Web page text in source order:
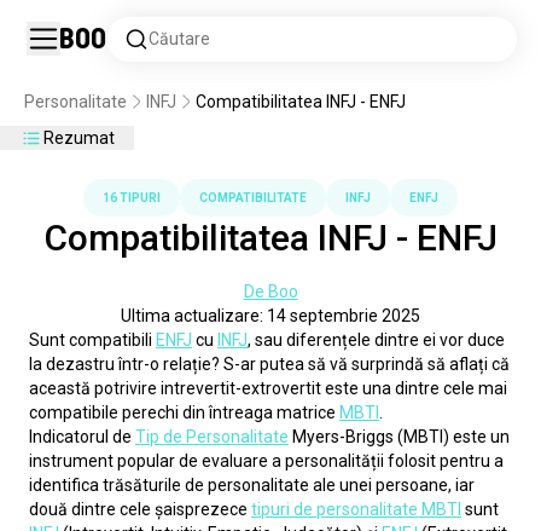
Boo Căutare
Personalitate INFJ
Compatibilitatea INFJ - ENFJ
Rezumat
16 TIPURI COMPATIBILITATE INFJ ENFJ
Compatibilitatea INFJ - ENFJ
De Boo
Ultima actualizare: 14 septembrie 2025
Sunt compatibili ENFJ cu INFJ, sau diferențele dintre ei vor duce
la dezastru într-o relație? S-ar putea să vă surprindă să aflați că
această potrivire intrevertit-extrovertit este una dintre cele mai
compatibile perechi din întreaga matrice MBTI
Indicatorul de Tip de Personalitate Myers-Briggs (MBTI) este un
instrument popular de evaluare a personalității folosit pentru a
identifica trăsăturile de personalitate ale unei persoane, iar
două dintre cele șaisprezece tipuri de personalitate MBTI